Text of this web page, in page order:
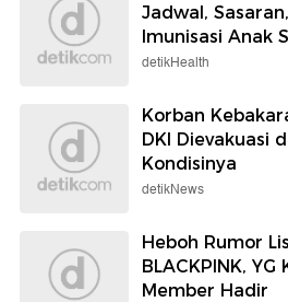
Jadwal,
Imunisasi Anak
detikHealth
Korban
DKI Dievakuasi
Kondisinya
detikNews
Heboh Rumor
BLACKPINK,
Member Hadir